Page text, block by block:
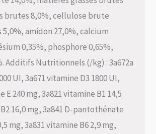
brutes 8,0%, cellulose brute
5,0%, amidon 27,0%, calcium
0,35%, phosphore 0,65%,
Additifs Nutritionnels (/kg) : 3a672a
UI, 3a671 vitamine D3 1800 UI,
E 240 mg, 3a821 vitamine B1 14,5
16,0 mg, 3a841 D-pantothénate
mg, 3a831 vitamine B6 2,9 mg,